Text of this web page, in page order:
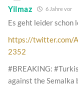
Yilmaz 6 Jahre vor
Es geht leider schon
https://twitter.com/
2352
#BREAKING:
against the Semalka